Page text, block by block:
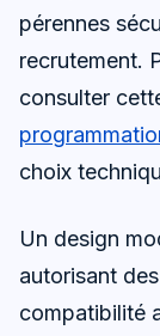
pérennes
recrutement.
consulter
choix
Un design
autorisant
compatibilité